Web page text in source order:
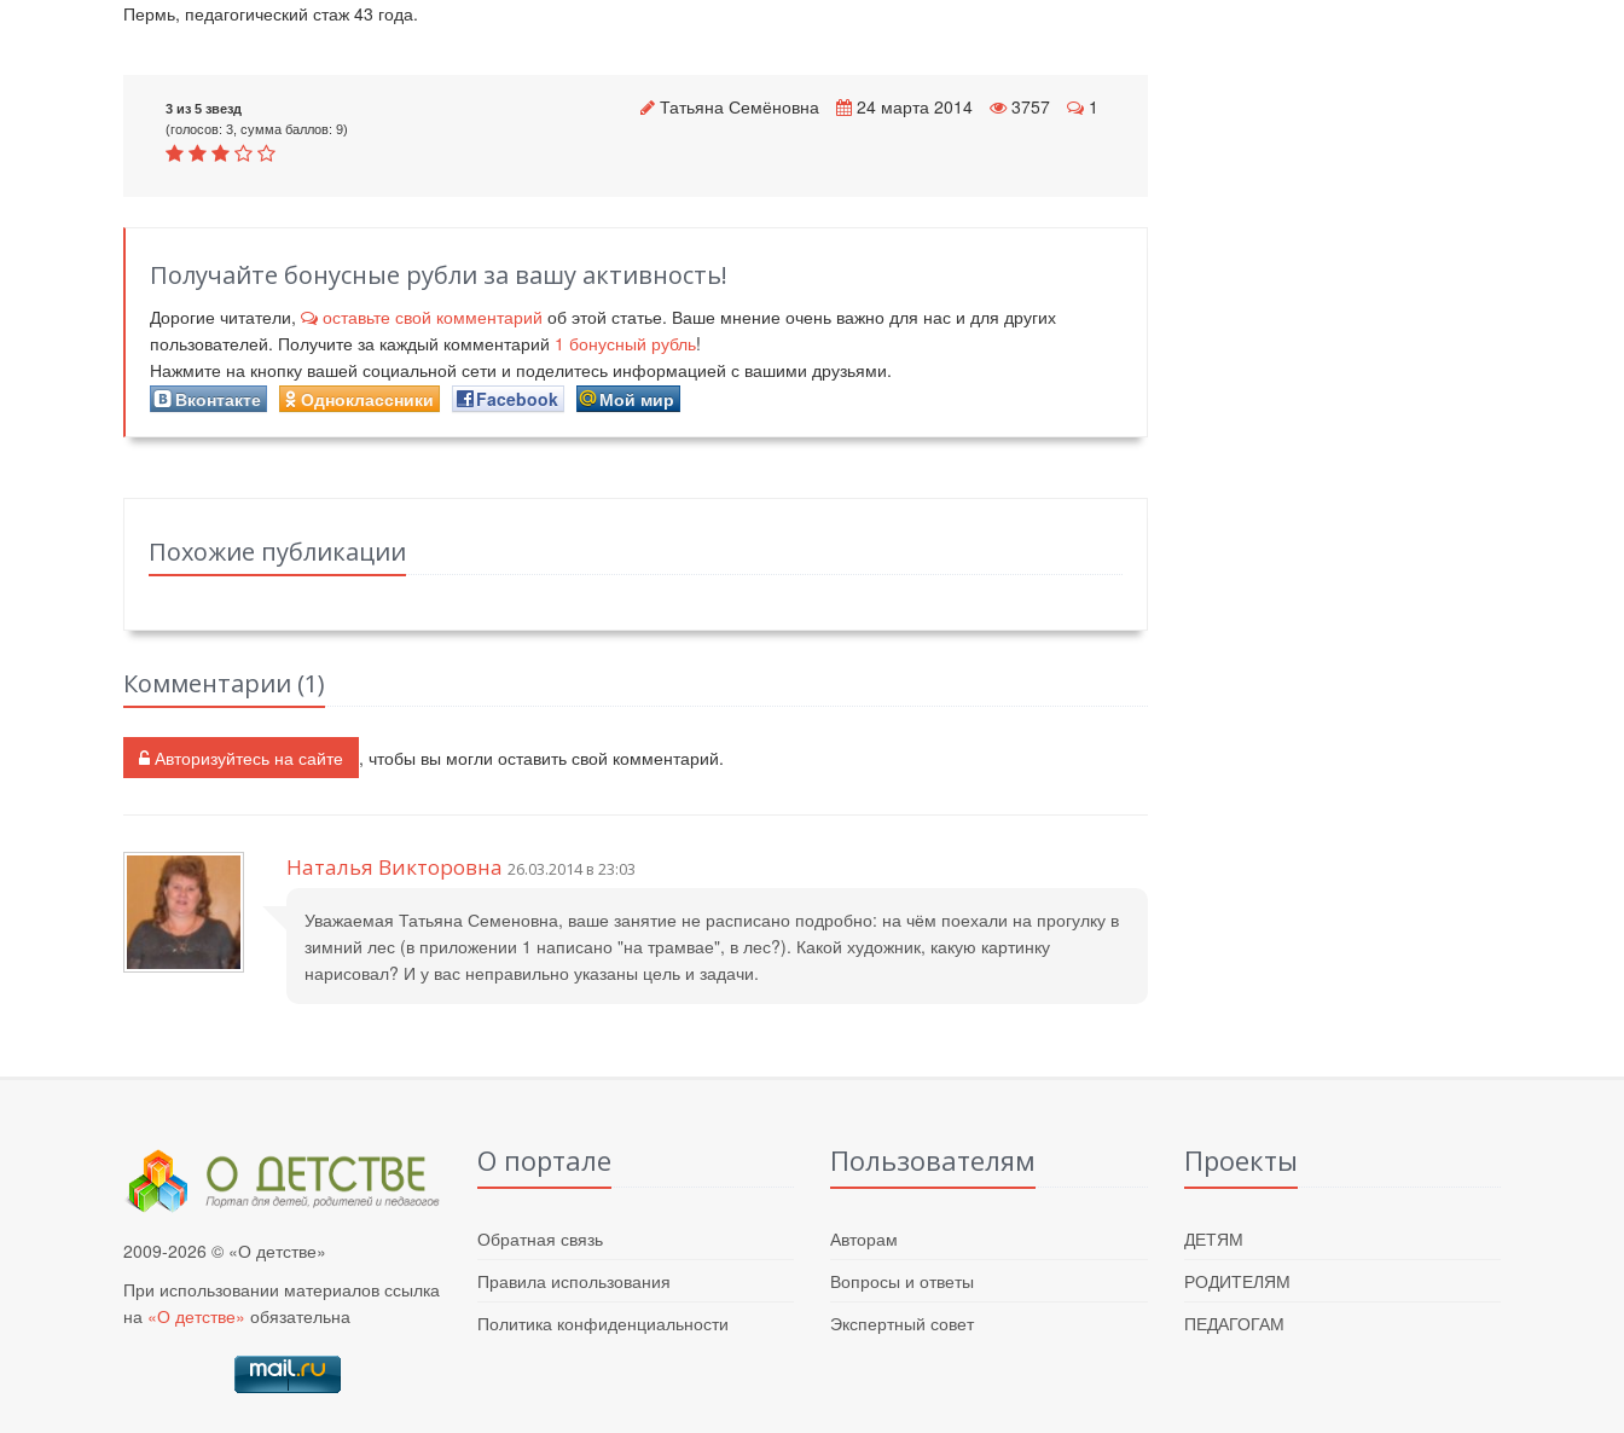
Пермь, педагогический стаж 43 года.
3 из 5 звезд
(голосов: 3, сумма баллов: 9)
Татьяна Семёновна 24 марта 2014 3757 1
Получайте бонусные рубли за вашу активность!
Дорогие читатели, оставьте свой комментарий об этой статье. Ваше мнение очень важно для нас и для других
пользователей. Получите за каждый комментарий 1 бонусный рубль!
Нажмите на кнопку вашей социальной сети и поделитесь информацией с вашими друзьями.
Вконтакте
Одноклассники Facebook Мой мир
Похожие публикации
Комментарии (1)
Авторизуйтесь на сайте , чтобы вы могли оставить свой комментарий.
Наталья Викторовна 26.03.2014 в 23:03
Уважаемая Татьяна Семеновна, ваше занятие не расписано подробно: на чём поехали на прогулку в
зимний лес (в приложении 1 написано "на трамвае", в лес?). Какой художник, какую картинку
нарисовал? И у вас неправильно указаны цель и задачи.
2009-2026 © «О детстве»
При использовании материалов ссылка
на «О детстве» обязательна
О портале
Обратная связь
Правила использования
Политика конфиденциальности
Пользователям
Авторам
Вопросы и ответы
Экспертный совет
Проекты
ДЕТЯМ
РОДИТЕЛЯМ
ПЕДАГОГАМ